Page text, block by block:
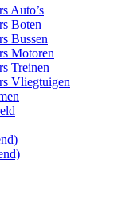
Auto’s
Boten
Bussen
Motoren
Treinen
Vliegtuigen